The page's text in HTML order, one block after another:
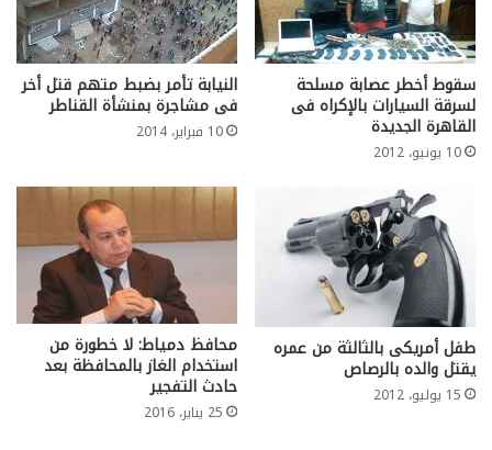
سقوط أخطر عصابة مسلحة
لسرقة السيارات بالإكراه فى
القاهرة الجديدة
10 يونيو، 2012
النيابة تأمر بضبط متهم قتل أخر
فى مشاجرة بمنشأة القناطر
10 فبراير، 2014
طفل أمريكى بالثالثة من عمره
يقتل والده بالرصاص
15 يوليو، 2012
محافظ دمياط: لا خطورة من
استخدام الغاز بالمحافظة بعد
حادث التفجير
25 يناير، 2016